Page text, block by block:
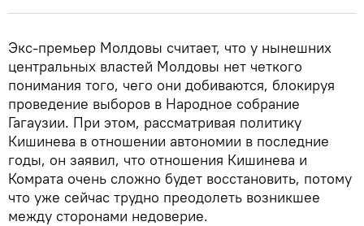
Экс-премьер Молдовы считает, что у нынешних
центральных властей Молдовы нет четкого
понимания того, чего они добиваются, блокируя
проведение выборов в Народное собрание
Гагаузии. При этом, рассматривая политику
Кишинева в отношении автономии в последние
годы, он заявил, что отношения Кишинева и
Комрата очень сложно будет восстановить, потому
что уже сейчас трудно преодолеть возникшее
между сторонами недоверие.